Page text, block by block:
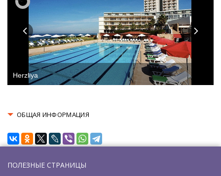
Herzliya
ОБЩАЯ ИНФОРМАЦИЯ
ПОЛЕЗНЫЕ СТРАНИЦЫ